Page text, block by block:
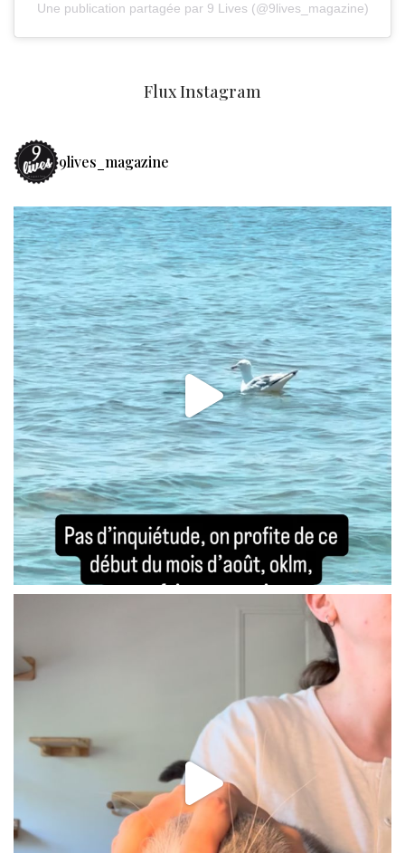
Une publication partagée par 9 Lives (@9lives_magazine)
Flux Instagram
9lives_magazine